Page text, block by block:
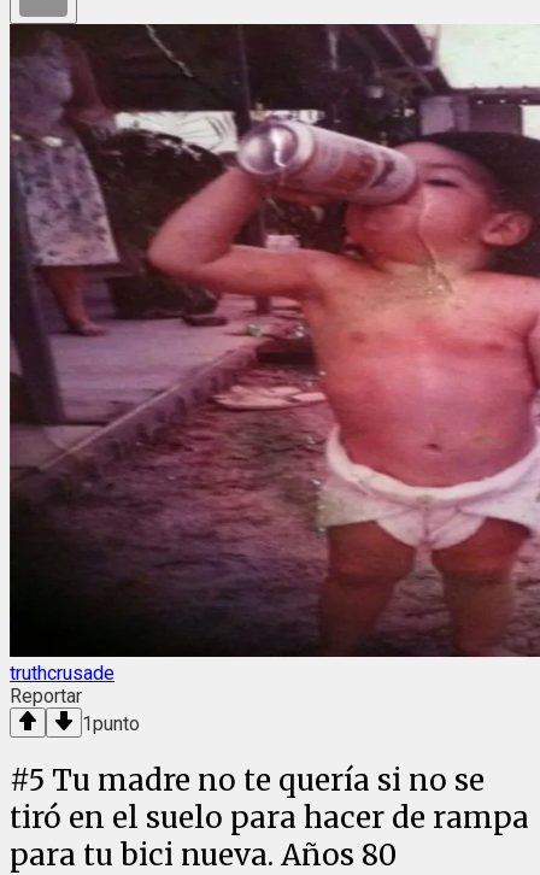
truthcrusade
Reportar
1punto
#5 Tu madre no te quería si no se
tiró en el suelo para hacer de rampa
para tu bici nueva. Años 80